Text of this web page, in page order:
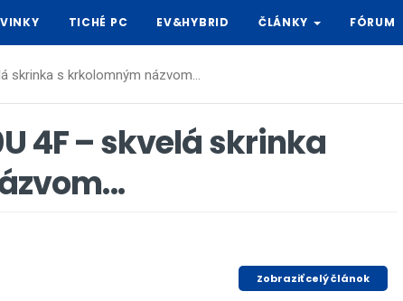
TICHÉ PC EV&HYBRID ČLÁNKY FÓRUM
skrinka s krkolomným názvom...
4F – skvelá skrinka
Zobraziť celý článok